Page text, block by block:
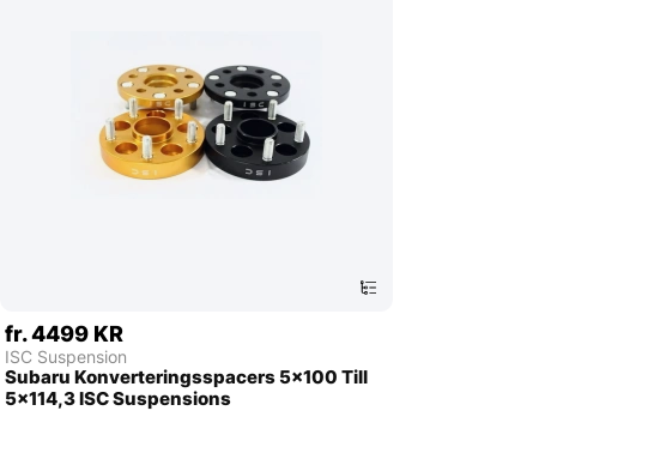
fr. 4499 KR
ISC Suspension
Subaru Konverteringsspacers 5x100 Till
5x114,3 ISC Suspensions